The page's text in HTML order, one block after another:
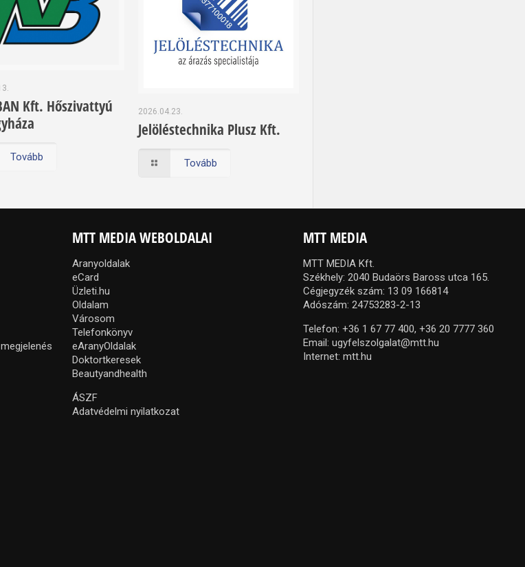
Kft. Hőszivattyú
Tovább
2026.04.23.
Jelöléstechnika Plusz Kft.
Tovább
MTT MEDIA WEBOLDALAI
Aranyoldalak
eCard
Üzleti.hu
Oldalam
Városom
Telefonkönyv
eAranyOldalak
Doktortkeresek
Beautyandhealth
ÁSZF
Adatvédelmi nyilatkozat
MTT MEDIA
MTT MEDIA Kft.
Székhely: 2040 Budaörs Baross utca 165.
Cégjegyzék szám: 13 09 166814
Adószám: 24753283-2-13
Telefon:+36 1 67 77 400, +36 20 7777 360
Email:ugyfelszolgalat@mtt.hu
Internet:mtt.hu